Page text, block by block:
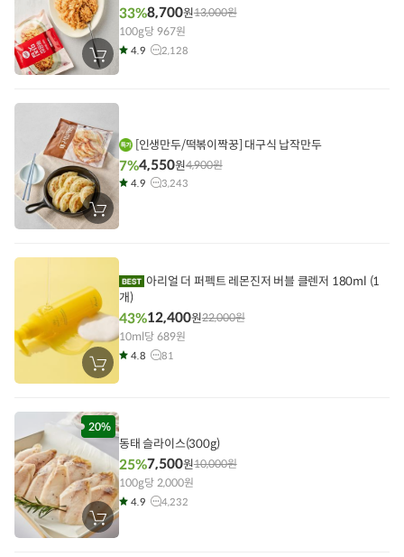
장
바
에
기
33%8,700원13,000원
100g당 967원
4.9 2,128
장
바
에
[인생만두/떡볶이짝꿍] 대구식 납작만두
7%4,550원4,900원
4.9 3,243
장
바
에
담
기
아리얼 더 퍼펙트 레몬진저 버블 클렌저 180ml (1
개)
43%12,400원22,000원
10ml당 689원
4.8 81
20%
장
바
동태 슬라이스(300g)
25%7,500원10,000원
100g당 2,000원
4.9 4,232